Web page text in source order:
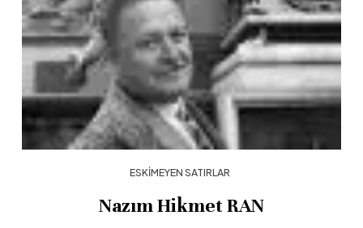
ESKIMEYEN SATIRLAR
Nazım Hikmet RAN